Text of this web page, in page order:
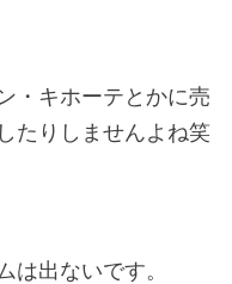
・キホーテとかに売
たりしませんよね笑
は出ないです。